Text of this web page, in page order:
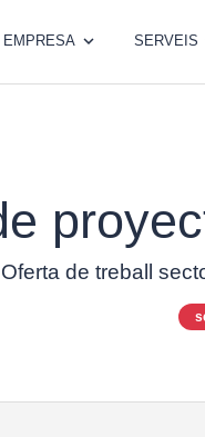
EMPRESA SERVEIS
Oferta de treball